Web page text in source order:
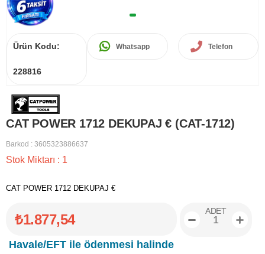
Ürün Kodu:
228816
Whatsapp Telefon
CAT POWER 1712 DEKUPAJ € (CAT-1712)
Barkod : 3605323886637
Stok Miktarı : 1
CAT POWER 1712 DEKUPAJ €
₺1.877,54
Havale/EFT ile ödenmesi halinde
ADET